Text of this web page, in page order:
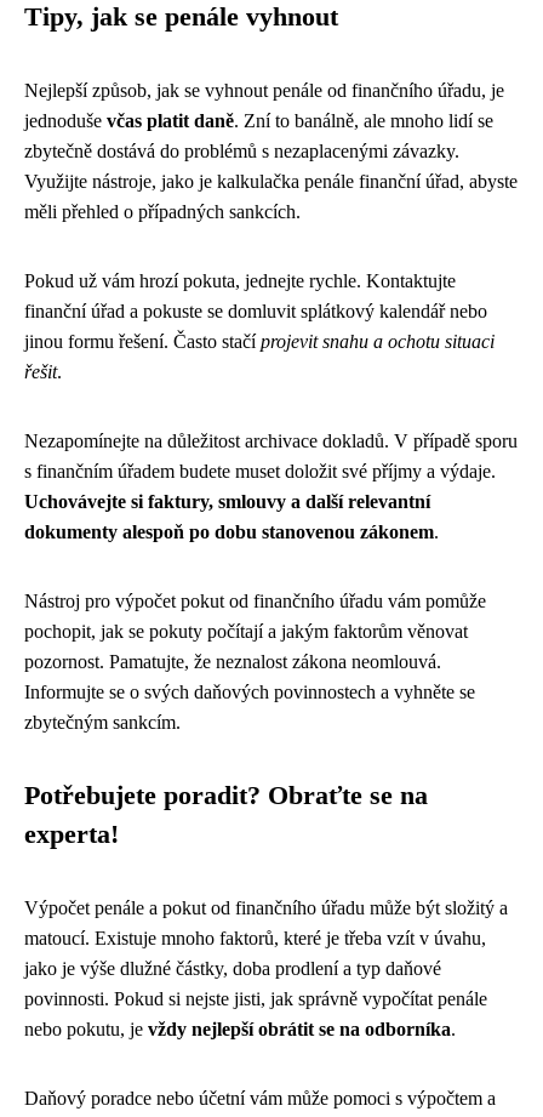
Tipy, jak se penále vyhnout
Nejlepší způsob, jak se vyhnout penále od finančního úřadu, je
jednoduše včas platit daně. Zní to banálně, ale mnoho lidí se
zbytečně dostává do problémů s nezaplacenými závazky.
Využijte nástroje, jako je kalkulačka penále finanční úřad, abyste
měli přehled o případných sankcích.
Pokud už vám hrozí pokuta, jednejte rychle. Kontaktujte
finanční úřad a pokuste se domluvit splátkový kalendář nebo
jinou formu řešení. Často stačíprojevit snahu a ochotu situaci
řešit.
Nezapomínejte na důležitost archivace dokladů. V případě sporu
s finančním úřadem budete muset doložit své příjmy a výdaje.
Uchovávejte si faktury, smlouvy a další relevantní
dokumenty alespoň po dobu stanovenou zákonem.
Nástroj pro výpočet pokut od finančního úřadu vám pomůže
pochopit, jak se pokuty počítají a jakým faktorům věnovat
pozornost. Pamatujte, že neznalost zákona neomlouvá.
Informujte se o svých daňových povinnostech a vyhněte se
zbytečným sankcím.
Potřebujete poradit? Obraťte se na
experta!
Výpočet penále a pokut od finančního úřadu může být složitý a
matoucí. Existuje mnoho faktorů, které je třeba vzít v úvahu,
jako je výše dlužné částky, doba prodlení a typ daňové
povinnosti. Pokud si nejste jisti, jak správně vypočítat penále
nebo pokutu, je vždy nejlepší obrátit se na odborníka.
Daňový poradce nebo účetní vám může pomoci s výpočtem a